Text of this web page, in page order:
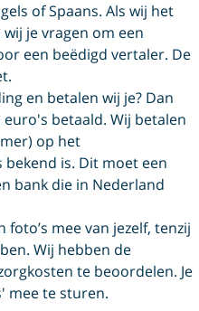
of Spaans. Als wij het
je vragen om een
een beëdigd vertaler. De
en betalen wij je? Dan
betaald. Wij betalen
op het
is. Dit moet een
bank die in Nederland
mee van jezelf, tenzij
Wij hebben de
te beoordelen. Je
mee te sturen.